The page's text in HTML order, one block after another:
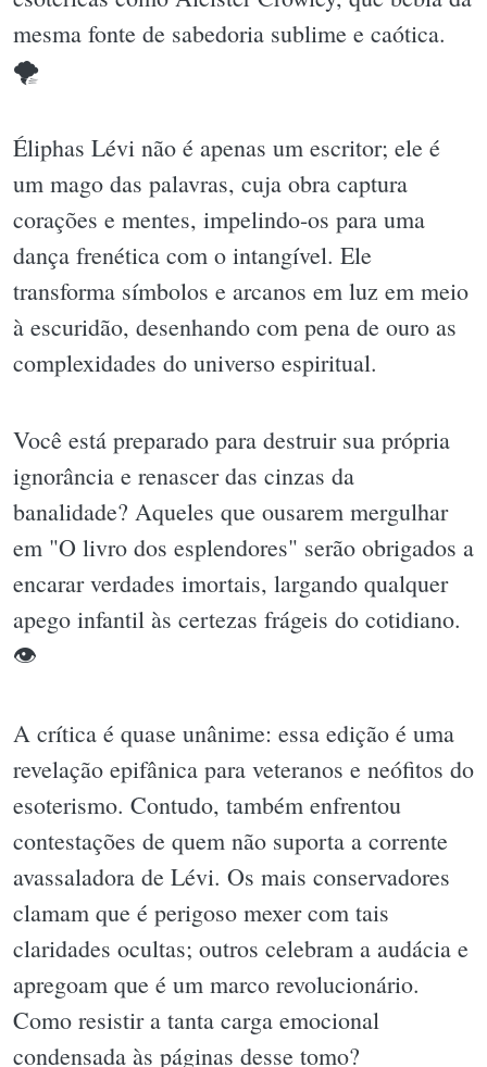
mesma fonte de sabedoria sublime e caótica.
🌪
Éliphas Lévi não é apenas um escritor; ele é
um mago das palavras, cuja obra captura
corações e mentes, impelindo-os para uma
dança frenética com o intangível. Ele
transforma símbolos e arcanos em luz em meio
à escuridão, desenhando com pena de ouro as
complexidades do universo espiritual.
Você está preparado para destruir sua própria
ignorância e renascer das cinzas da
banalidade? Aqueles que ousarem mergulhar
em "O livro dos esplendores" serão obrigados a
encarar verdades imortais, largando qualquer
apego infantil às certezas frágeis do cotidiano.
👁
A crítica é quase unânime: essa edição é uma
revelação epifânica para veteranos e neófitos do
esoterismo. Contudo, também enfrentou
contestações de quem não suporta a corrente
avassaladora de Lévi. Os mais conservadores
clamam que é perigoso mexer com tais
claridades ocultas; outros celebram a audácia e
apregoam que é um marco revolucionário.
Como resistir a tanta carga emocional
condensada às páginas desse tomo?